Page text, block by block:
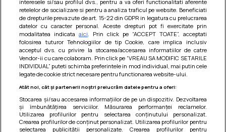
Barcute din vinete cu arpagic rosu
Un deliciu usor de preparat!
interesele si/sau profilul dvs., pentru a va oferi functionalitati aferente
retelelor de socializare si pentru a analiza traficul pe website. Beneficiati
de drepturile prevazute de art. 15-22 din GDPR in legatura cu prelucrarea
datelor cu caracter personal. Aceste drepturi pot fi exercitate prin
modalitatea indicataaici . Prin click pe “ACCEPT TOATE”, acceptati
folosirea tuturor Tehnologiilor de tip Cookie, care implica inclusiv
acceptul dvs. cu privire la stocarea/accesarea informatiilor de catre
Vendor-ii cu care colaboram. Prin click pe “VREAU SA MODIFIC SETARILE
INDIVIDUAL” puteti schimba preferintele in mod individual, mai putin cele
legate de cookie strict necesare pentru functionarea website-ului.
Atât noi, cât și partenerii noștri prelucrăm datele pentru a oferi:
Stocarea și/sau accesarea informațiilor de pe un dispozitiv. Dezvoltarea
și îmbunătățirea serviciilor. Măsurarea performanței reclamelor.
Utilizarea profilurilor pentru selectarea conținutului personalizat.
Crearea profilurilor de conținut personalizat. Utilizarea profilurilor pentru
selectarea publicității personalizate. Crearea profilurilor pentru